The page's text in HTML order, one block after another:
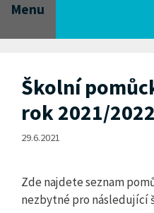
Menu
Školní
rok 2021/2022
29.6.2021
Zde najdete seznam
nezbytné pro následující